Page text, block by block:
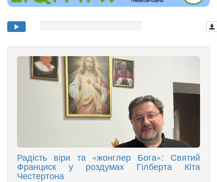
Радість віри та «жонглер Бога»: Святий
Франциск у роздумах Гілберта Кіта
Честертона